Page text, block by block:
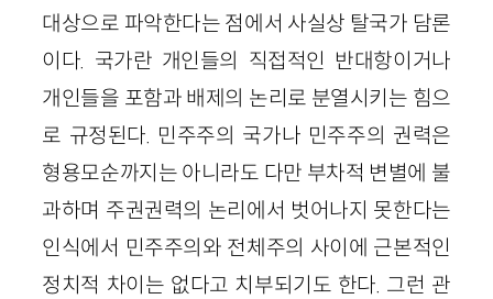
대상으로 파악한다는 점에서 사실상 탈국가 담론
이다. 국가란 개인들의 직접적인 반대항이거나
개인들을 포함과 배제의 논리로 분열시키는 힘으
로 규정된다. 민주주의 국가나 민주주의 권력은
형용모순까지는 아니라도 다만 부차적 변별에 불
과하며 주권권력의 논리에서 벗어나지 못한다는
인식에서 민주주의와 전체주의 사이에 근본적인
정치적 차이는 없다고 치부되기도 한다. 그런 관